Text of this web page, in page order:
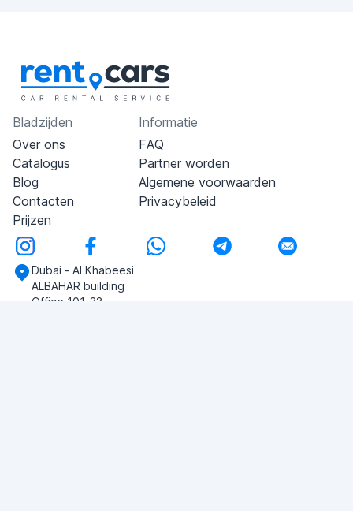
Bladzijden
Over ons
Catalogus
Blog
Contacten
Prijzen
Informatie
FAQ
Partner worden
Algemene voorwaarden
Privacybeleid
Dubai - Al Khabeesi
ALBAHAR building
Office 101-33